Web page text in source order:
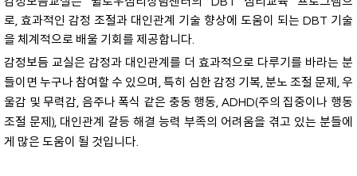
로, 효과적인 감정 조절과 대인관계 기술 향상에 도움이 되는 DBT 기술
을 체계적으로 배울 기회를 제공합니다.
감정보듬 교실은 감정과 대인관계를 더 효과적으로 다루기를 바라는 분
들이면 누구나 참여할 수 있으며,특히 심한 감정 기복, 분노 조절 문제, 우
울감 및 무력감, 음주나 폭식 같은 충동 행동, ADHD(주의 집중이나 행동
조절 문제), 대인관계 갈등 해결 능력 부족의 어려움을 겪고 있는 분들에
게 많은 도움이 될 것입니다.